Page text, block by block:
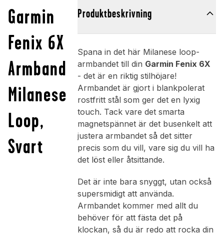
Garmin
Fenix 6X
Armband
Milanese
Loop,
Svart
Produktbeskrivning
Spana in det här Milanese loop-
armbandet till din Garmin Fenix 6X
- det är en riktig stilhöjare!
Armbandet är gjort i blankpolerat
rostfritt stål som ger det en lyxig
touch. Tack vare det smarta
magnetspännet är det busenkelt att
justera armbandet så det sitter
precis som du vill, vare sig du vill ha
det löst eller åtsittande.
Det är inte bara snyggt, utan också
supersmidigt att använda.
Armbandet kommer med allt du
behöver för att fästa det på
klockan, så du är redo att rocka din